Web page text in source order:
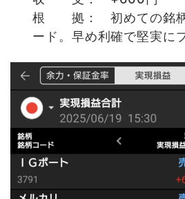
根 拠： 初めての銘柄
ード。早め利確で堅実に